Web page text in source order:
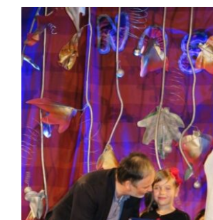
Eventi
Curiosità e aforismi
Link utili
Contatti